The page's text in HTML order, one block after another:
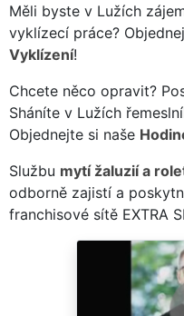
Měli byste v Lužích
vyklízecí práce?
Vyklízení!
Chcete něco opravit?
Sháníte v Lužích
Objednejte si naše
Službu mytí žaluzií a
odborně zajistí a
franchisové sítě EXTRA